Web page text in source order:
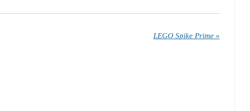
LEGO Spike Prime »